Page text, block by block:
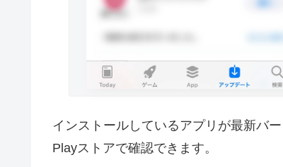
インストールしているアプリが最新バ
Playストアで確認できます。